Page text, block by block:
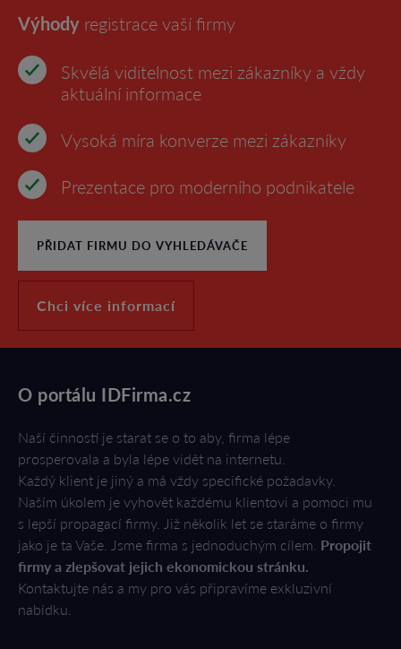
Výhody registrace vaší firmy
Skvělá viditelnost mezi zákazníky a vždy
aktuální informace
Vysoká míra konverze mezi zákazníky
Prezentace pro moderního podnikatele
PŘIDAT FIRMU DO VYHLEDÁVAČE
Chci více informací
O portálu IDFirma.cz
Naší činností je starat se o to aby, firma lépe
prosperovala a byla lépe vidět na internetu.
Každý klient je jiný a má vždy specifické požadavky.
Naším úkolem je vyhovět každému klientovi a pomoci mu
s lepší propagací firmy. Již několik let se staráme o firmy
jako je ta Vaše. Jsme firma s jednoduchým cílem. Propojit
firmy a zlepšovat jejich ekonomickou stránku.
Kontaktujte nás a my pro vás připravíme exkluzivní
nabídku.